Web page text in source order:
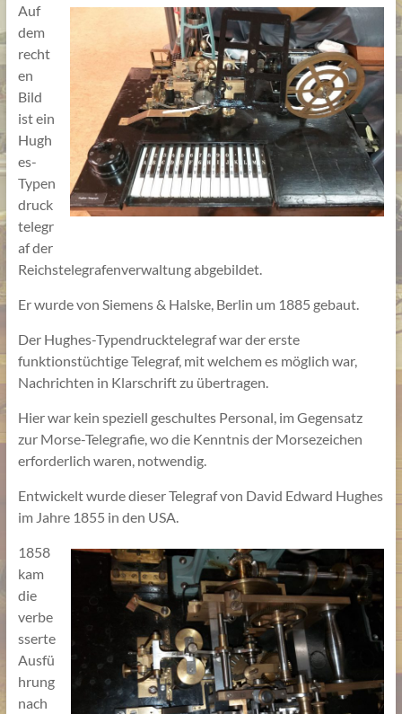
Auf
dem
recht
en
Bild
ist ein
Hugh
es-
Typen
druck
telegr
af der
Reichstelegrafenverwaltung abgebildet.
Er wurde von Siemens & Halske, Berlin um 1885 gebaut.
Der Hughes-Typendrucktelegraf war der erste
funktionstüchtige Telegraf, mit welchem es möglich war,
Nachrichten in Klarschrift zu übertragen.
Hier war kein speziell geschultes Personal, im Gegensatz
zur Morse-Telegrafie, wo die Kenntnis der Morsezeichen
erforderlich waren, notwendig.
Entwickelt wurde dieser Telegraf von David Edward Hughes
im Jahre 1855 in den USA.
1858
kam
die
verbe
sserte
Ausfü
hrung
nach